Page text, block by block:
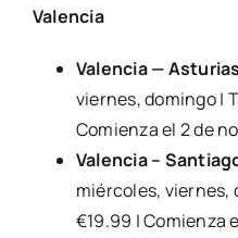
Valen­cia
Valen­cia — Astu­rias
vier­nes, domin­go |
Comien­za el 2 de
Valen­cia –
miér­co­les, vier­nes,
€19.99 | Comien­za